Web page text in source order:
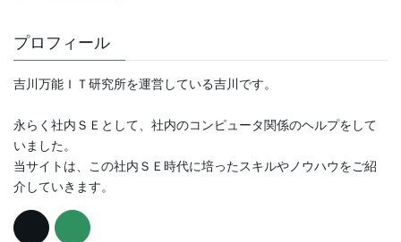
プロフィール
吉川万能ＩＴ研究所を運営している吉川です。
永らく社内ＳＥとして、社内のコンピュータ関係のヘルプをして
いました。
当サイトは、この社内ＳＥ時代に培ったスキルやノウハウをご紹
介していきます。